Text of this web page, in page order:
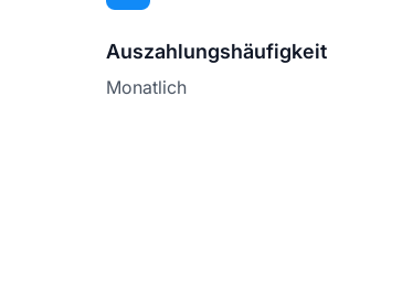
Auszahlungshäufigkeit
Monatlich